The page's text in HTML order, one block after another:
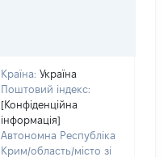
Країна: Україна
Поштовий індекс:
[Конфіденційна
інформація]
Автономна Республіка
Крим/область/місто зі